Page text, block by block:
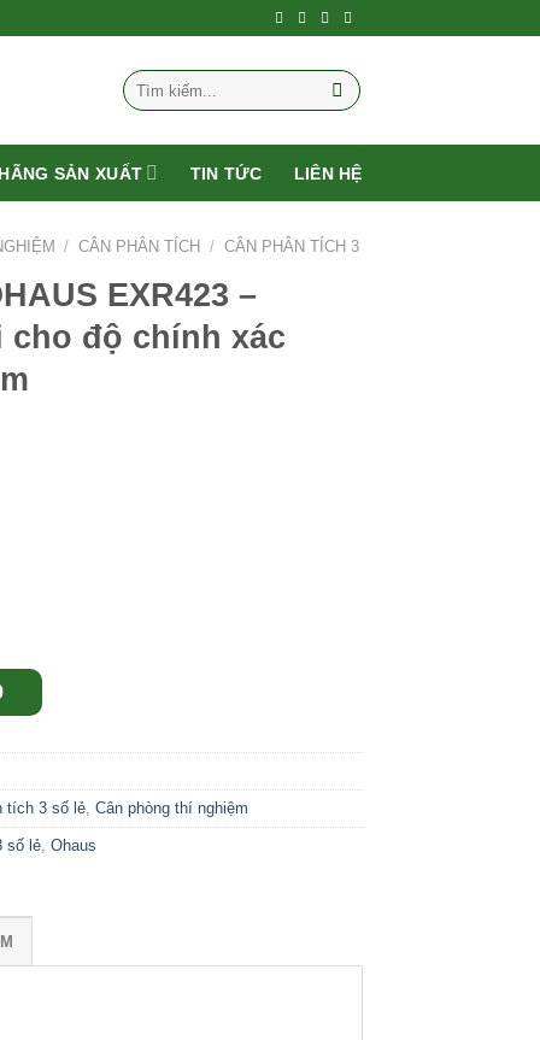
Tìm
kiếm:
SẢN XUẤT TIN TỨC LIÊN HỆ
/ CÂN PHÂN TÍCH / CÂN PHÂN TÍCH 3
EXR423 –
độ chính xác
tích 3 số lẻ Cân phòng thí nghiệm
số lẻ Ohaus